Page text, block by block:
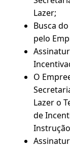
Lazer;
Busca
pelo
O
Lazer o
de